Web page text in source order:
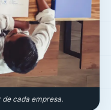
de cada empresa.